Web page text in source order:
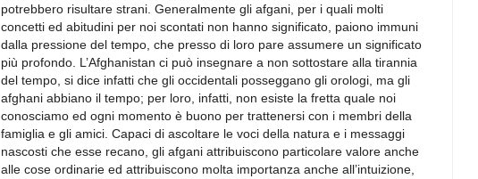
potrebbero risultare strani. Generalmente gli afgani, per i quali molti
concetti ed abitudini per noi scontati non hanno significato, paiono immuni
dalla pressione del tempo, che presso di loro pare assumere un significato
più profondo. L’Afghanistan ci può insegnare a non sottostare alla tirannia
del tempo, si dice infatti che gli occidentali posseggano gli orologi, ma gli
afghani abbiano il tempo; per loro, infatti, non esiste la fretta quale noi
conosciamo ed ogni momento è buono per trattenersi con i membri della
famiglia e gli amici. Capaci di ascoltare le voci della natura e i messaggi
nascosti che esse recano, gli afgani attribuiscono particolare valore anche
alle cose ordinarie ed attribuiscono molta importanza anche all’intuizione,